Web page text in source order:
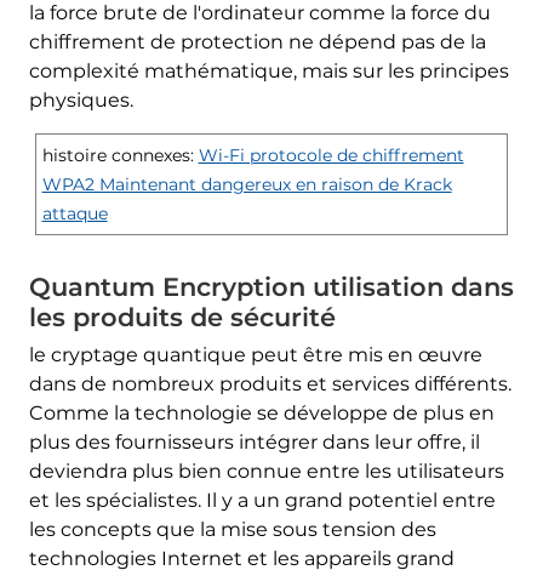
la force brute de l'ordinateur comme la force du
chiffrement de protection ne dépend pas de la
complexité mathématique, mais sur les principes
physiques.
histoire connexes: Wi-Fi protocole de chiffrement
WPA2 Maintenant dangereux en raison de Krack
attaque
Quantum Encryption utilisation dans
les produits de sécurité
le cryptage quantique peut être mis en œuvre
dans de nombreux produits et services différents.
Comme la technologie se développe de plus en
plus des fournisseurs intégrer dans leur offre, il
deviendra plus bien connue entre les utilisateurs
et les spécialistes. Il y a un grand potentiel entre
les concepts que la mise sous tension des
technologies Internet et les appareils grand